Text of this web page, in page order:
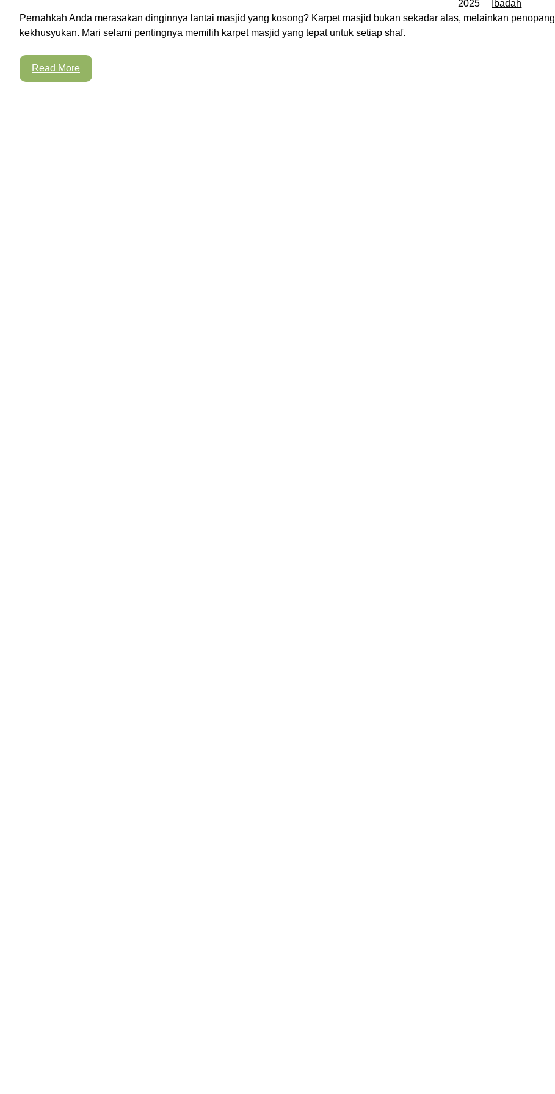
2025
Ibadah
Pernahkah Anda merasakan dinginnya lantai masjid yang kosong? Karpet masjid bukan sekadar alas, melainkan penopang
kekhusyukan. Mari selami pentingnya memilih karpet masjid yang tepat untuk setiap shaf.
Read More